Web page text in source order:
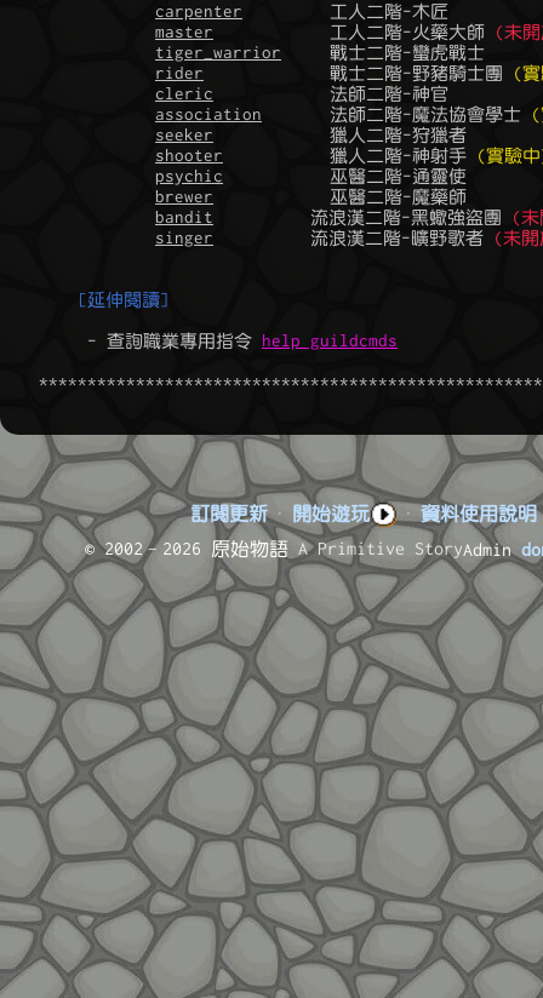
carpenter
         工人二階-木匠
master
            工人二階-火藥大師
(未
tiger_warrior
     戰士二階-蠻虎戰士
rider
             戰士二階-野豬騎士團
(
cleric
            法師二階-神官
association
       法師二階-魔法協會學士
(
seeker
            獵人二階-狩獵者
shooter
           獵人二階-神射手
(實驗
psychic
           巫醫二階-通靈使
brewer
            巫醫二階-魔藥師
bandit
          流浪漢二階-黑蠍強盜團
(
singer
          流浪漢二階-曠野歌者
(未
[延伸閱讀]
         - 查詢職業專用指令
help guildcmds
訂閱更新 · 開始遊玩 · 資料使用說明
© 2002–2026 原始物語 A Primitive StoryAdmin